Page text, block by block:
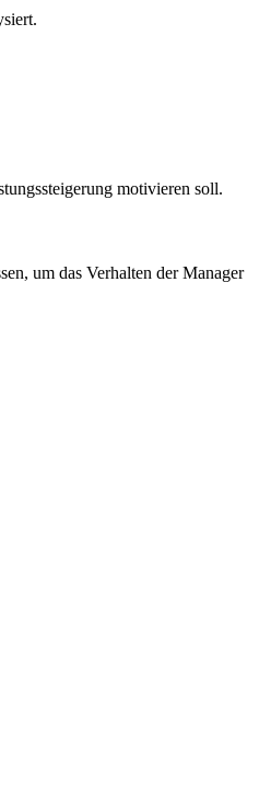
motivieren soll.
um das Verhalten der Manager